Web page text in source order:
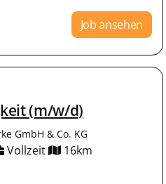
Job ansehen
(m/w/d)
GmbH & Co. KG
Vollzeit 16km